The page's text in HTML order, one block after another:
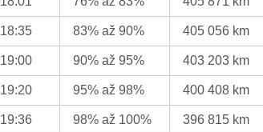
18:35 83% až 90% 405 056 km
19:00 90% až 95% 403 203 km
19:20 95% až 98% 400 408 km
19:36 98% až 100% 396 815 km